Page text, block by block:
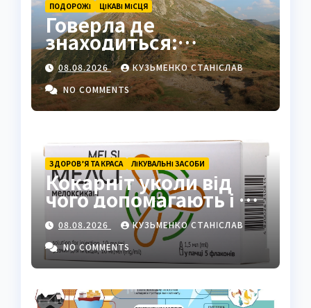
ПОДОРОЖІ ЦІКАВІ МІСЦЯ
Говерла де
знаходиться:
найвища вершина
України в серці
Карпат
08.08.2026
КУЗЬМЕНКО СТАНІСЛАВ
NO COMMENTS
ЗДОРОВ’Я ТА КРАСА ЛІКУВАЛЬНІ ЗАСОБИ
Кокарніт уколи від
чого допомагають і як
працюють
08.08.2026
КУЗЬМЕНКО СТАНІСЛАВ
NO COMMENTS